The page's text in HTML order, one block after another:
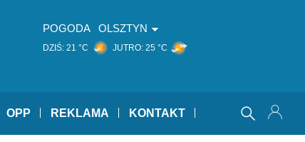
POGODA OLSZTYN
DZIŚ: 21 °C JUTRO: 25 °C
OPP REKLAMA KONTAKT